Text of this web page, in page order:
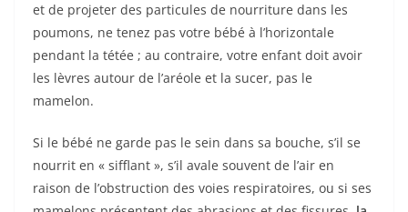
et de projeter des particules de nourriture dans les
poumons, ne tenez pas votre bébé à l’horizontale
pendant la tétée ; au contraire, votre enfant doit avoir
les lèvres autour de l’aréole et la sucer, pas le
mamelon.
Si le bébé ne garde pas le sein dans sa bouche, s’il se
nourrit en « sifflant », s’il avale souvent de l’air en
raison de l’obstruction des voies respiratoires, ou si ses